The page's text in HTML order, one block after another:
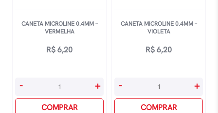
CANETA MICROLINE 0.4MM –
VERMELHA
R$6,20
Caneta
- +
COMPRAR
CANETA MICROLINE 0.4MM –
VIOLETA
R$6,20
Caneta
- +
COMPRAR